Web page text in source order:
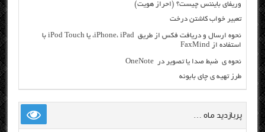
وریفای بایننس چیست؟ (احراز هویت)
تعبیر خواب کاشتن درخت
نحوه ارسال و دریافت فکس از طریق iPhone، iPad، یا iPod Touch با
استفاده از FaxMind
نحوه ی ضبط صدا یا تصویر در OneNote
طرز تهیه ی چای بابونه
پربازدید ماه …